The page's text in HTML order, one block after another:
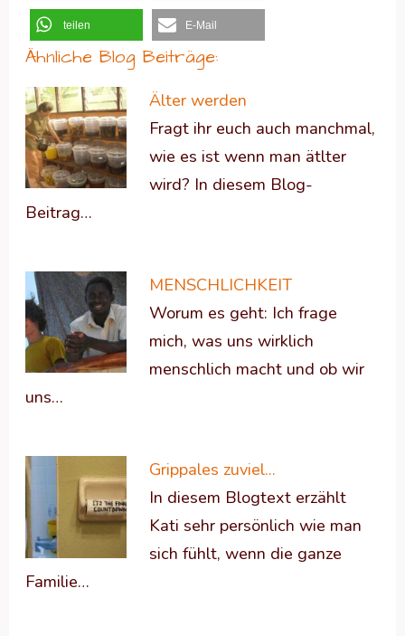
teilen E-Mail
Ähnliche Blog Beiträge:
Älter werden
Fragt ihr euch auch manchmal,
wie es ist wenn man ätlter
wird? In diesem Blog-
Beitrag…
MENSCHLICHKEIT
Worum es geht: Ich frage
mich, was uns wirklich
menschlich macht und ob wir
uns…
Grippales zuviel...
In diesem Blogtext erzählt
Kati sehr persönlich wie man
sich fühlt, wenn die ganze
Familie…